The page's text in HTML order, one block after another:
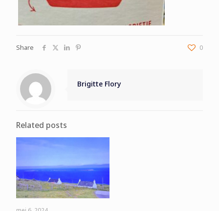
Share 0
Brigitte Flory
Related posts